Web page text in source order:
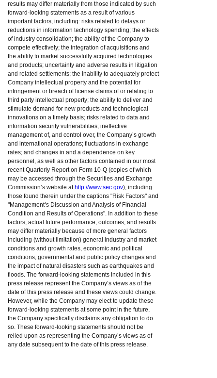
results may differ materially from those indicated by such
forward-looking statements as a result of various
important factors, including: risks related to delays or
reductions in information technology spending; the effects
of industry consolidation; the ability of the Company to
compete effectively; the integration of acquisitions and
the ability to market successfully acquired technologies
and products; uncertainty and adverse results in litigation
and related settlements; the inability to adequately protect
Company intellectual property and the potential for
infringement or breach of license claims of or relating to
third party intellectual property; the ability to deliver and
stimulate demand for new products and technological
innovations on a timely basis; risks related to data and
information security vulnerabilities; ineffective
management of, and control over, the Company’s growth
and international operations; fluctuations in exchange
rates; and changes in and a dependence on key
personnel, as well as other factors contained in our most
recent Quarterly Report on Form 10-Q (copies of which
may be accessed through the Securities and Exchange
Commission’s website at http://www.sec.gov), including
those found therein under the captions "Risk Factors" and
"Management’s Discussion and Analysis of Financial
Condition and Results of Operations". In addition to these
factors, actual future performance, outcomes, and results
may differ materially because of more general factors
including (without limitation) general industry and market
conditions and growth rates, economic and political
conditions, governmental and public policy changes and
the impact of natural disasters such as earthquakes and
floods. The forward-looking statements included in this
press release represent the Company’s views as of the
date of this press release and these views could change.
However, while the Company may elect to update these
forward-looking statements at some point in the future,
the Company specifically disclaims any obligation to do
so. These forward-looking statements should not be
relied upon as representing the Company’s views as of
any date subsequent to the date of this press release.